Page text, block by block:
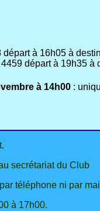
départ à 16h05 à
départ à 19h35 à
à 14h00 :
secrétariat du Club
téléphone ni par
à 17h00.